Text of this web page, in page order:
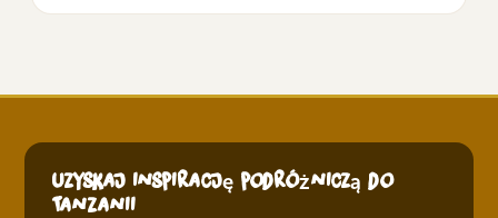
Uzyskaj inspirację podróżniczą do
Tanzanii